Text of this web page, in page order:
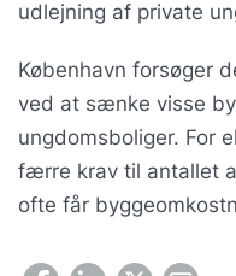
udlejning af private
København forsøger
ved at sænke visse
ungdomsboliger. For
færre krav til antallet
ofte får